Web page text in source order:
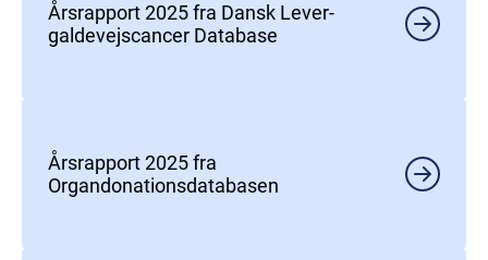
Årsrapport 2025 fra Dansk Lever-
galdevejscancer Database
Årsrapport 2025 fra
Organdonationsdatabasen